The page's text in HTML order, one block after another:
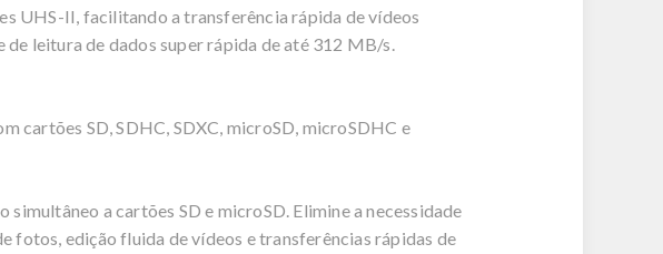
UHS-II, facilitando a transferência rápida de vídeos
leitura de dados super rápida de até 312 MB/s.
cartões SD, SDHC, SDXC, microSD, microSDHC e
a cartões SD e microSD. Elimine a necessidade
fotos, edição fluida de vídeos e transferências rápidas de